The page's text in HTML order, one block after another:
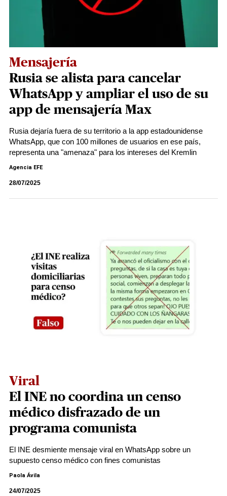
Mensajería
Rusia se alista para cancelar
WhatsApp y ampliar el uso de su
app de mensajería Max
Rusia dejaría fuera de su territorio a la app estadounidense
WhatsApp, que con 100 millones de usuarios en ese país,
representa una "amenaza" para los intereses del Kremlin
Agencia EFE
28/07/2025
Viral
El INE no coordina un censo
médico disfrazado de un
programa comunista
El INE desmiente mensaje viral en WhatsApp sobre un
supuesto censo médico con fines comunistas
Paola Ávila
24/07/2025